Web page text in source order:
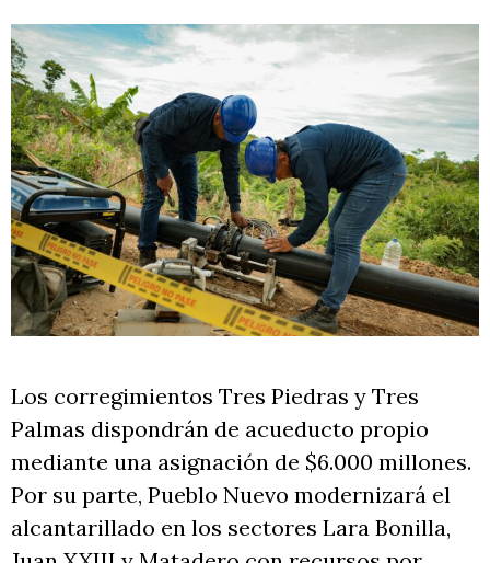
Los corregimientos Tres Piedras y Tres
Palmas dispondrán de acueducto propio
mediante una asignación de $6.000 millones.
Por su parte, Pueblo Nuevo modernizará el
alcantarillado en los sectores Lara Bonilla,